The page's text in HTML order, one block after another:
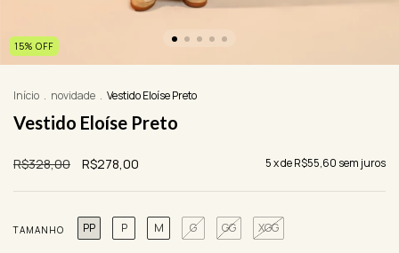
15% OFF
Início . novidade . Vestido Eloíse Preto
Vestido Eloíse Preto
R$328,00 R$278,00 5x deR$55,60 sem juros
TAMANHO PP P M G GG XGG